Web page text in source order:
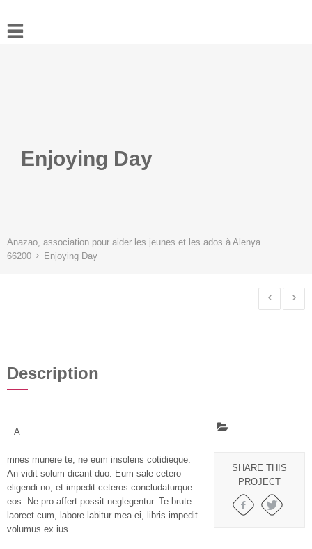
Enjoying Day
Anazao, association pour aider les jeunes et les ados à Alenya
66200
Enjoying Day
Description
A
mnes munere te, ne eum insolens cotidieque.
An vidit solum dicant duo. Eum sale cetero
eligendi no, et impedit ceteros concludaturque
eos. Ne pro affert possit neglegentur. Te brute
laoreet cum, labore labitur mea ei, libris impedit
volumus ex ius.
SHARE THIS
PROJECT
Accueil